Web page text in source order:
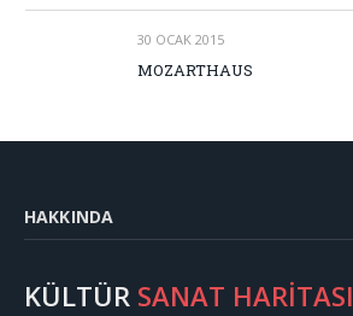
30 OCAK 2015
MOZARTHAUS
HAKKINDA
KÜLTÜR SANAT HARİTASI